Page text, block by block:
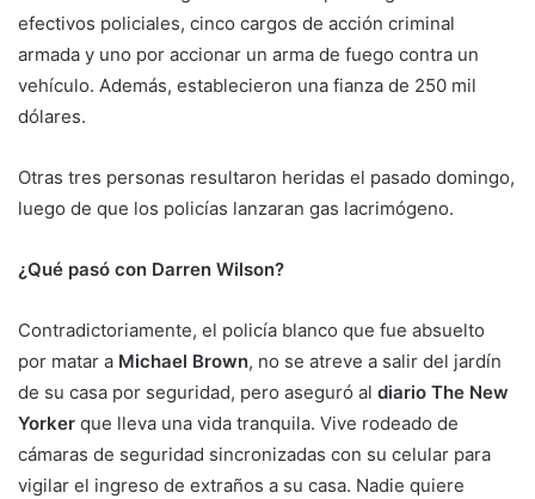
efectivos policiales, cinco cargos de acción criminal
armada y uno por accionar un arma de fuego contra un
vehículo. Además, establecieron una fianza de 250 mil
dólares.
Otras tres personas resultaron heridas el pasado domingo,
luego de que los policías lanzaran gas lacrimógeno.
¿Qué pasó con Darren Wilson?
Contradictoriamente, el policía blanco que fue absuelto
por matar a Michael Brown, no se atreve a salir del jardín
de su casa por seguridad, pero aseguró al diario The New
Yorker que lleva una vida tranquila. Vive rodeado de
cámaras de seguridad sincronizadas con su celular para
vigilar el ingreso de extraños a su casa. Nadie quiere